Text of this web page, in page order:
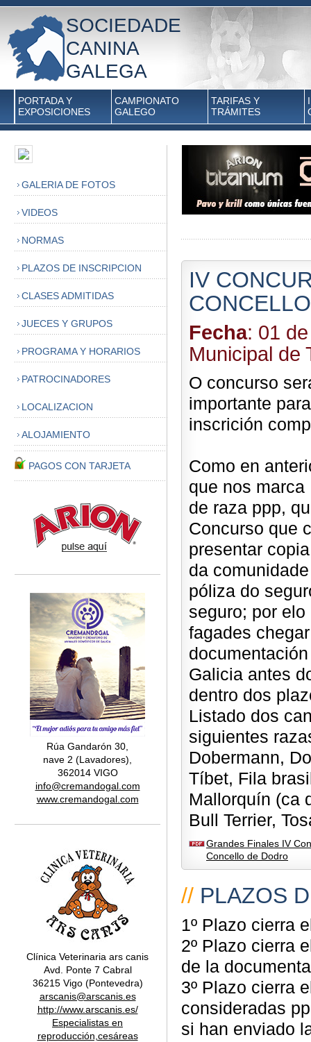
SOCIEDADE
CANINA
GALEGA
PORTADA Y
EXPOSICIONES
CAMPIONATO
GALEGO
TARIFAS Y
TRÁMITES
GALERIA DE FOTOS
VIDEOS
NORMAS
PLAZOS DE INSCRIPCION
CLASES ADMITIDAS
JUECES Y GRUPOS
PROGRAMA Y HORARIOS
PATROCINADORES
LOCALIZACION
ALOJAMIENTO
PAGOS CON TARJETA
Rúa Gandarón 30,
nave 2 (Lavadores),
362014 VIGO
info@cremandogal.com
www.cremandogal.com
Clínica Veterinaria ars canis
Avd. Ponte 7 Cabral
36215 Vigo (Pontevedra)
arscanis@arscanis.es
http://www.arscanis.es/
Especialistas en
reproducción,cesáreas
IV
Fecha: 01
Municipal de
O concurso
importante
inscrición
Como en
que nos
de raza ppp,
Concurso que
presentar
da
póliza do
seguro; por
fagades
Galicia antes
dentro dos
Listado dos
siguientes
Dobermann,
Tíbet, Fila
Mallorquín (ca
Bull Terrier,
Grandes Finales IV
Concello de Dodro
// PLAZOS
1º Plazo cierra
2º Plazo cierra
de la
3º Plazo cierra
consideradas
si han enviado